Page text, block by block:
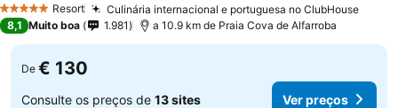
5 Estrelas Resort Culinária internacional e portuguesa no ClubHouseVer
8,1 Muito boa 1.981 a 10.9 km de Praia Cova de Alfarroba
De € 130
Consulte os preços de 13 sites Ver preços